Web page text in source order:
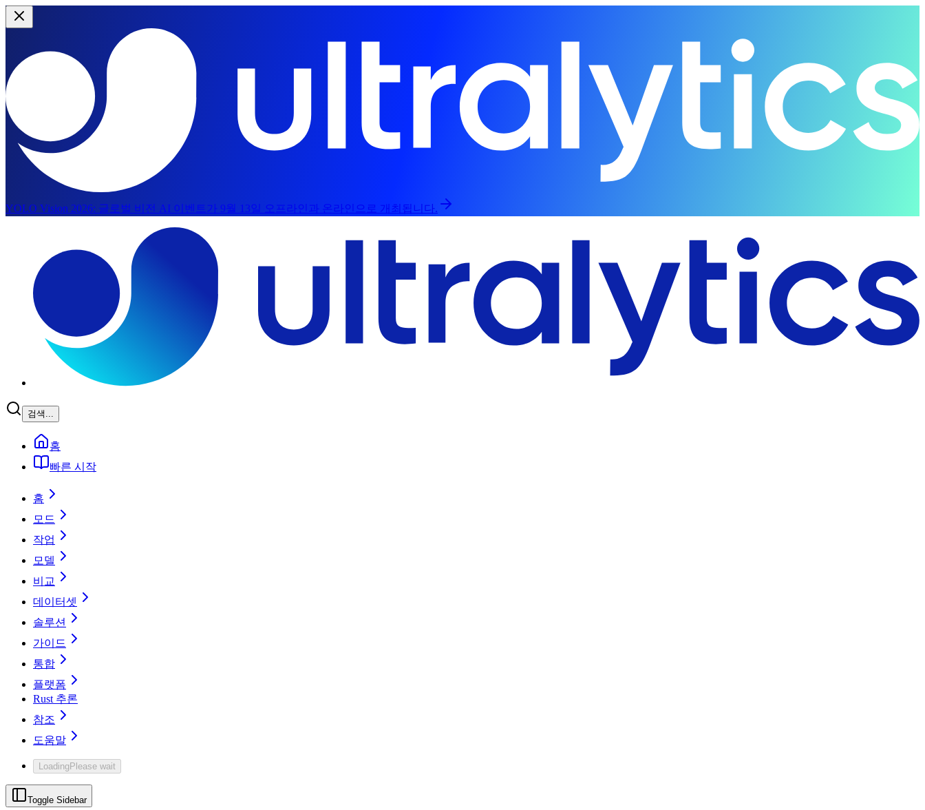
YOLO Vision 2026: 글로벌 비전 AI 이벤트가 9월 13일 오프라인과 온라인으로 개최됩니다.
검색...
홈
빠른 시작
홈
모드
작업
모델
비교
데이터셋
솔루션
가이드
통합
플랫폼
Rust 추론
참조
도움말
LoadingPlease wait
Toggle Sidebar